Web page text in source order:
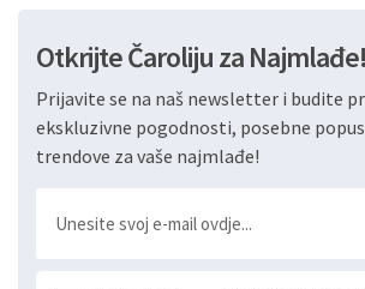
Otkrijte Čaroliju za Najmlađe!
Prijavite se na naš newsletter i budite
ekskluzivne pogodnosti, posebne
trendove za vaše najmlađe!